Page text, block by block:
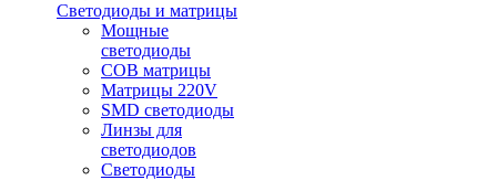
Светодиоды и матрицы
Мощные
светодиоды
COB матрицы
Матрицы 220V
SMD светодиоды
Линзы для
светодиодов
Светодиоды